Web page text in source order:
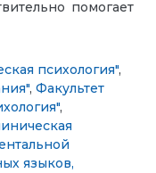
помогает
психология",
, Факультет
,
языков,